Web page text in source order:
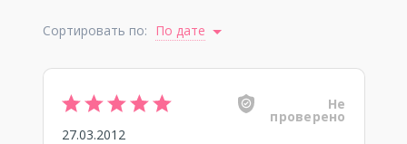
Сортировать по: По дате
Не
проверено
27.03.2012